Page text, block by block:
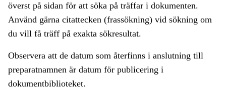
överst på sidan för att söka på träffar i dokumenten.
Använd gärna citattecken (frassökning) vid sökning om
du vill få träff på exakta sökresultat.
Observera att de datum som återfinns i anslutning till
preparatnamnen är datum för publicering i
dokumentbiblioteket.